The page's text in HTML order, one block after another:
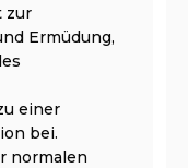
zur
Ermüdung,
einer
bei.
normalen